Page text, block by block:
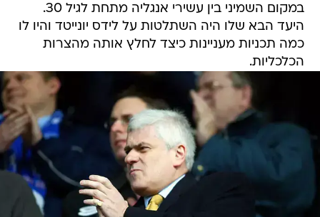
במקום השמיני בין עשירי אנגליה מתחת לגיל 30.
היעד הבא שלו היה השתלטות על לידס יונייטד והיו לו
כמה תכניות מעניינות כיצד לחלץ אותה מהצרות
הכלכליות.